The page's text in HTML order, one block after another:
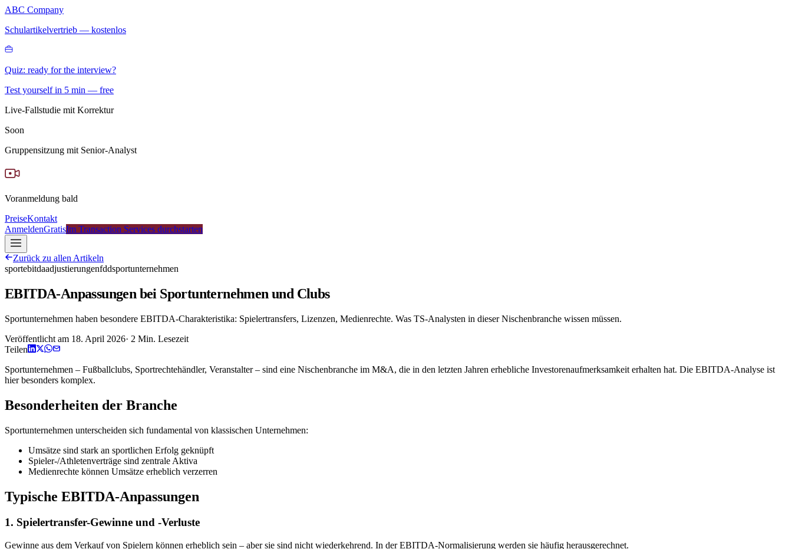
ABC Company
Schulartikelvertrieb — kostenlos
Quiz: ready for the interview?
Test yourself in 5 min — free
Live-Fallstudie mit Korrektur
Soon
Gruppensitzung mit Senior-Analyst
Voranmeldung bald
PreiseKontakt
AnmeldenGratisIm Transaction Services durchstarten
Zurück zu allen Artikeln
sportebitdaadjustierungenfddsportunternehmen
EBITDA-Anpassungen bei Sportunternehmen und Clubs
Sportunternehmen haben besondere EBITDA-Charakteristika: Spielertransfers, Lizenzen, Medienrechte. Was TS-Analysten in dieser Nischenbranche wissen müssen.
Veröffentlicht am 18. April 2026· 2 Min. Lesezeit
Teilen
Sportunternehmen – Fußballclubs, Sportrechtehändler, Veranstalter – sind eine Nischenbranche im M&A, die in den letzten Jahren erhebliche Investorenaufmerksamkeit erhalten hat. Die EBITDA-Analyse ist
hier besonders komplex.
Besonderheiten der Branche
Sportunternehmen unterscheiden sich fundamental von klassischen Unternehmen:
Umsätze sind stark an sportlichen Erfolg geknüpft
Spieler-/Athletenverträge sind zentrale Aktiva
Medienrechte können Umsätze erheblich verzerren
Typische EBITDA-Anpassungen
1. Spielertransfer-Gewinne und -Verluste
Gewinne aus dem Verkauf von Spielern können erheblich sein – aber sie sind nicht wiederkehrend. In der EBITDA-Normalisierung werden sie häufig herausgerechnet.